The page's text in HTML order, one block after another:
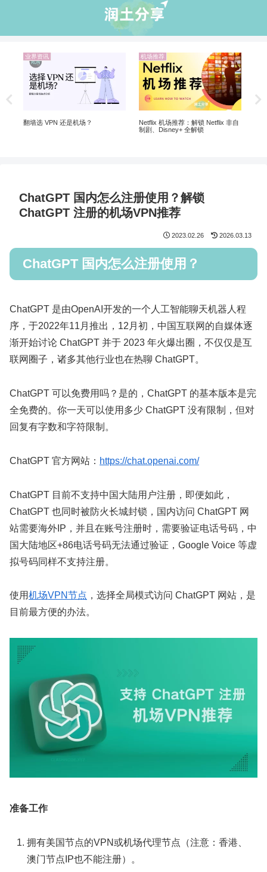
业界资讯
翻墙选 VPN 还是机场？
机场推荐
Netflix 机场推荐：解锁 Netflix 非自
制剧、Disney+ 全解锁
ChatGPT 国内怎么注册使用？解锁
ChatGPT 注册的机场VPN推荐
2023.02.26 2026.03.13
ChatGPT 国内怎么注册使用？
ChatGPT 是由OpenAI开发的一个人工智能聊天机器人程
序，于2022年11月推出，12月初，中国互联网的自媒体逐
渐开始讨论 ChatGPT 并于 2023 年火爆出圈，不仅仅是互
联网圈子，诸多其他行业也在热聊 ChatGPT。
ChatGPT 可以免费用吗？是的，ChatGPT 的基本版本是完
全免费的。你一天可以使用多少 ChatGPT 没有限制，但对
回复有字数和字符限制。
ChatGPT 官方网站： https://chat.openai.com/
ChatGPT 目前不支持中国大陆用户注册，即便如此，
ChatGPT 也同时被防火长城封锁，国内访问 ChatGPT 网
站需要海外IP，并且在账号注册时，需要验证电话号码，中
国大陆地区+86电话号码无法通过验证，Google Voice 等虚
拟号码同样不支持注册。
使用机场VPN节点 ，选择全局模式访问 ChatGPT 网站，是
目前最方便的办法。
准备工作
拥有美国节点的VPN或机场代理节点（注意：香港、
澳门节点IP也不能注册）。